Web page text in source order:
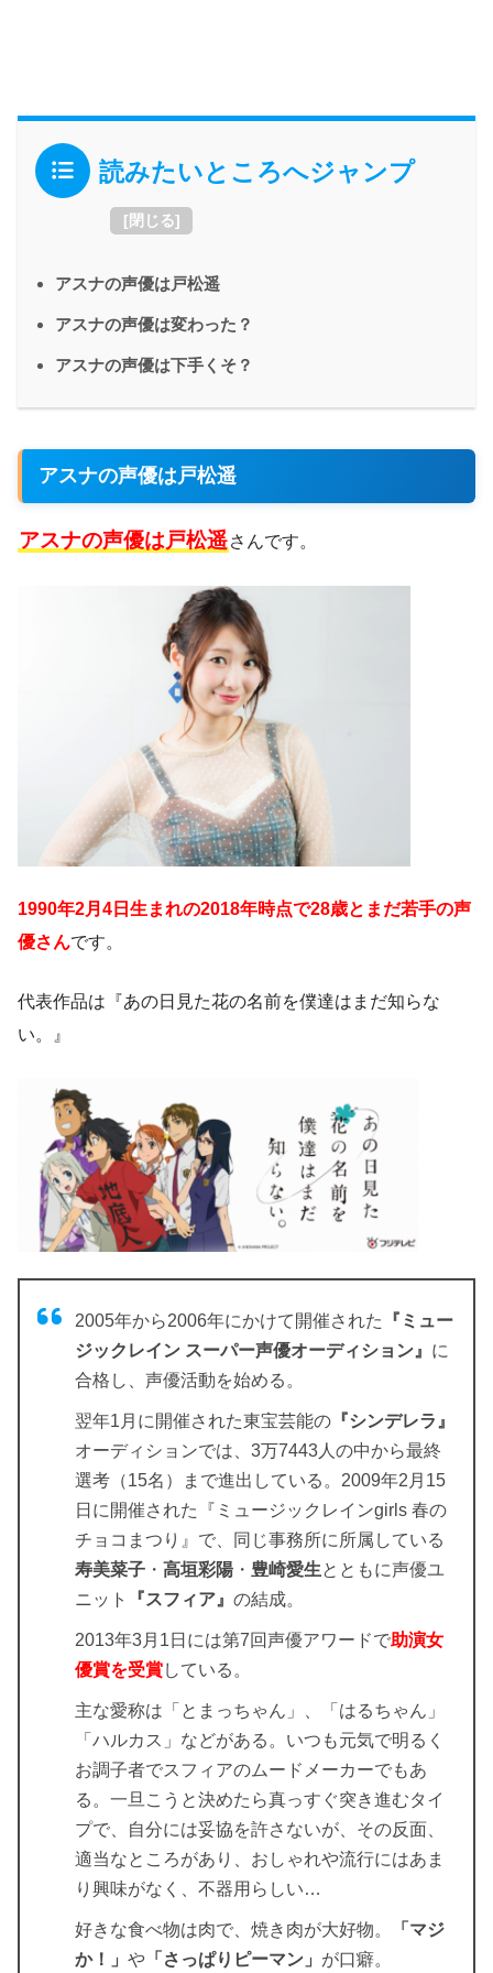
読みたいところへジャンプ
[閉じる]
アスナの声優は戸松遥
アスナの声優は変わった？
アスナの声優は下手くそ？
アスナの声優は戸松遥
アスナの声優は戸松遥さんです。
1990年2月4日生まれの2018年時点で28歳とまだ若手の声
優さんです。
代表作品は『あの日見た花の名前を僕達はまだ知らな
い。』
2005年から2006年にかけて開催された
『ミュー
ジックレイン スーパー声優オーディション』 に
合格し、声優活動を始める。
翌年1月に開催された東宝芸能の 『シンデレラ』
オーディションでは、3万7443人の中から最終
選考（15名）まで進出している。2009年2月15
日に開催された『ミュージックレインgirls 春の
チョコまつり』で、同じ事務所に所属している
寿美菜子 ・ 高垣彩陽 ・ 豊崎愛生とともに声優ユ
ニット
『スフィア』 の結成。
2013年3月1日には第7回声優アワードで助演女
優賞を受賞している。
主な愛称は「とまっちゃん」、「はるちゃん」
「ハルカス」などがある。いつも元気で明るく
お調子者でスフィアのムードメーカーでもあ
る。一旦こうと決めたら真っすぐ突き進むタイ
プで、自分には妥協を許さないが、その反面、
適当なところがあり、おしゃれや流行にはあま
り興味がなく、不器用らしい…
好きな食べ物は肉で、焼き肉が大好物。
「マジ
か！」 や 「さっぱりピーマン」 が口癖。